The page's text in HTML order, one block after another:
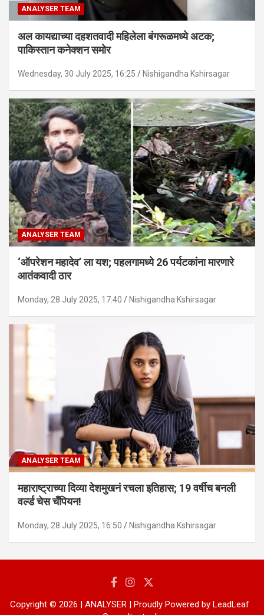
ANALYSER TEAM
अल कायद्याच्या दहशतवादी महिलेला बंगरूळमध्ये अटक;
पाकिस्तान कनेक्शन समोर
Wednesday, 30 July 2025, 16:25 Nishigandha Kshirsagar
ANALYSER TEAM
‘ऑपरेशन महादेव’ ला यश; पहलगामध्ये 26 पर्यटकांना मारणारे
आतंकवादी ठार
Monday, 28 July 2025, 17:40 Nishigandha Kshirsagar
ANALYSER TEAM
महाराष्ट्राच्या दिव्या देशमुखनं रचला इतिहास; 19 वर्षीच बनली
वर्ल्ड चेस चँपियन!
Monday, 28 July 2025, 16:50 Nishigandha Kshirsagar
Copyright © 2026 | ANALYSER | Proudly Powered by LeadLeaf